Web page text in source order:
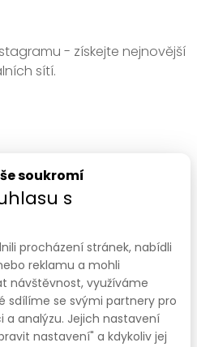
- získejte nejnovější
sítí.
,+420 541 422 912
soukromí
s
procházení stránek, nabídli
reklamu a mohli
návštěvnost, využíváme
sdílíme se svými partnery pro
a analýzu. Jejich nastavení
nastavení" a kdykoliv jej